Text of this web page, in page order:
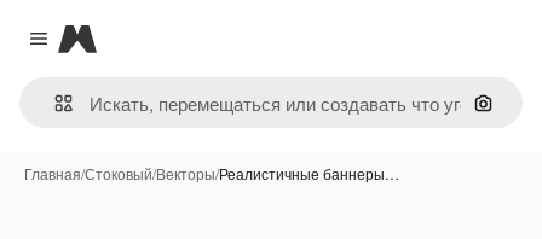
Close menu
Magnific
Поиск
Главная/Стоковый/Векторы/Реалистичные баннеры…